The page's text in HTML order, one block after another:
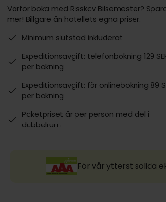
Varför boka med Risskov Bilsemester?
mer! Billgare än hotellets egna priser.
Minimum slutstäd inkluderat
Expeditionsavgift: telefonbokning 129
per bokning
Expeditionsavgift: för onlinebokning 89
per bokning
Paketpriset är per person med del i
dubbelrum
För vår ytterst solida